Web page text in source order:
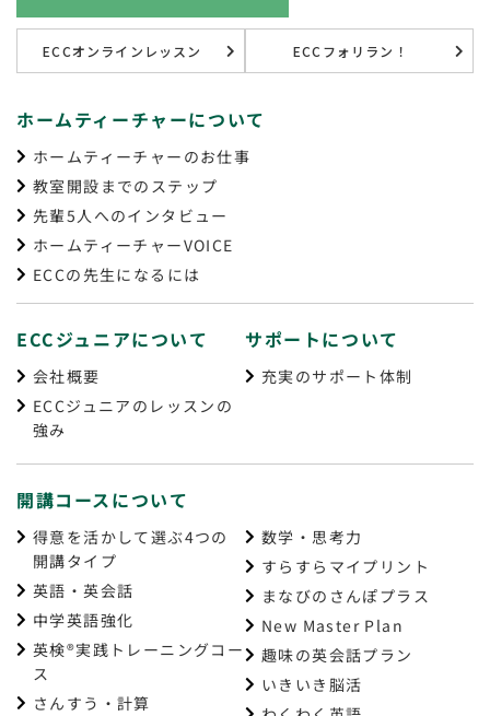
ECCオンラインレッスン ECCフォリラン！
ホームティーチャーについて
ホームティーチャーのお仕事
教室開設までのステップ
先輩5人へのインタビュー
ホームティーチャーVOICE
ECCの先生になるには
ECCジュニアについて
会社概要
ECCジュニアのレッスンの
強み
サポートについて
充実のサポート体制
開講コースについて
得意を活かして選ぶ4つの
開講タイプ
英語・英会話
中学英語強化
英検®実践トレーニングコー
ス
さんすう・計算
数学・思考力
すらすらマイプリント
まなびのさんぽプラス
New Master Plan
趣味の英会話プラン
いきいき脳活